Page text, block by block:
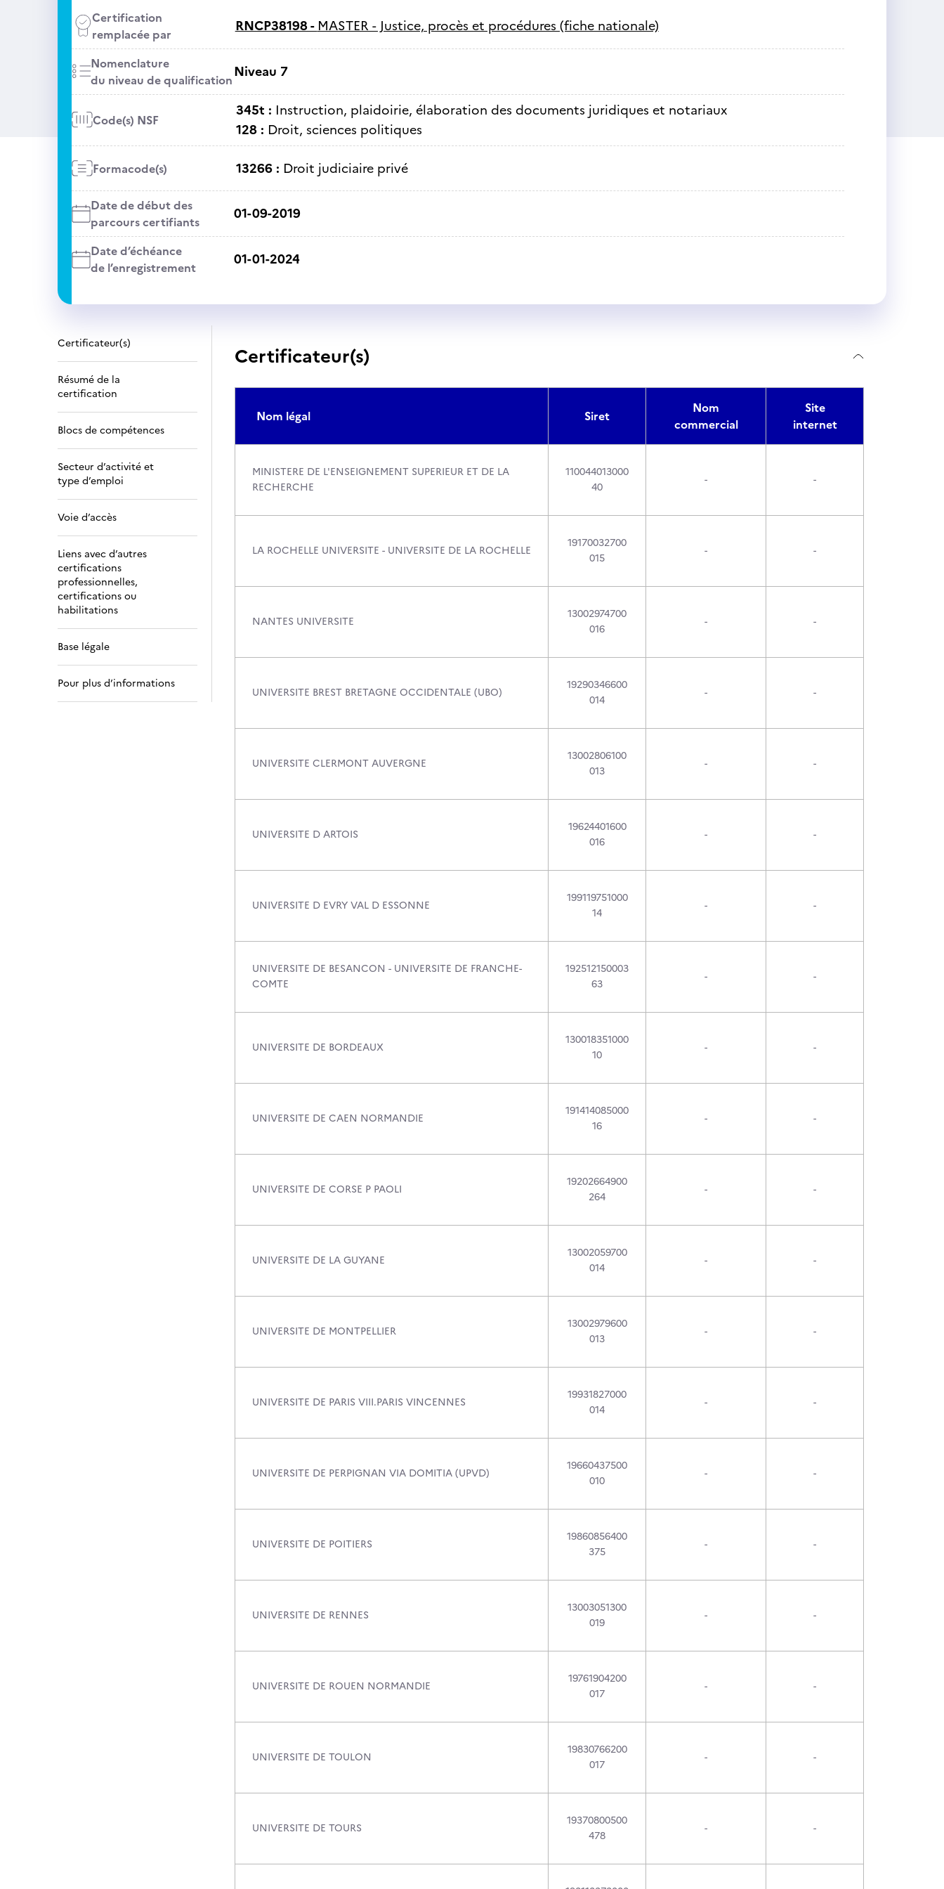
Certification
remplacée par
RNCP38198 - MASTER - Justice, procès et procédures (fiche nationale)
Nomenclature
du niveau de qualificationNiveau 7
Code(s) NSF
345t : Instruction, plaidoirie, élaboration des documents juridiques et notariaux
128 : Droit, sciences politiques
Formacode(s) 13266 : Droit judiciaire privé
Date de début des
parcours certifiants
01-09-2019
Date d’échéance
de l’enregistrement
01-01-2024
Certificateur(s)
Résumé de la
certification
Blocs de compétences
Secteur d’activité et
type d’emploi
Voie d’accès
Liens avec d’autres
certifications
professionnelles,
certifications ou
habilitations
Base légale
Pour plus d’informations
Certificateur(s)
Nom légal Siret
Nom
commercial
Site
internet
MINISTERE DE L'ENSEIGNEMENT SUPERIEUR ET DE LA
RECHERCHE
110044013000
40
- -
LA ROCHELLE UNIVERSITE - UNIVERSITE DE LA ROCHELLE
19170032700
015
- -
NANTES UNIVERSITE
13002974700
016
- -
UNIVERSITE BREST BRETAGNE OCCIDENTALE (UBO)
19290346600
014
- -
UNIVERSITE CLERMONT AUVERGNE
13002806100
013
- -
UNIVERSITE D ARTOIS
19624401600
016
- -
UNIVERSITE D EVRY VAL D ESSONNE
199119751000
14
- -
UNIVERSITE DE BESANCON - UNIVERSITE DE FRANCHE-
COMTE
192512150003
63
- -
UNIVERSITE DE BORDEAUX
130018351000
10
- -
UNIVERSITE DE CAEN NORMANDIE
191414085000
16
- -
UNIVERSITE DE CORSE P PAOLI
19202664900
264
- -
UNIVERSITE DE LA GUYANE
13002059700
014
- -
UNIVERSITE DE MONTPELLIER
13002979600
013
- -
UNIVERSITE DE PARIS VIII.PARIS VINCENNES
19931827000
014
- -
UNIVERSITE DE PERPIGNAN VIA DOMITIA (UPVD)
19660437500
010
- -
UNIVERSITE DE POITIERS
19860856400
375
- -
UNIVERSITE DE RENNES
13003051300
019
- -
UNIVERSITE DE ROUEN NORMANDIE
19761904200
017
- -
UNIVERSITE DE TOULON
19830766200
017
- -
UNIVERSITE DE TOURS
19370800500
478
- -